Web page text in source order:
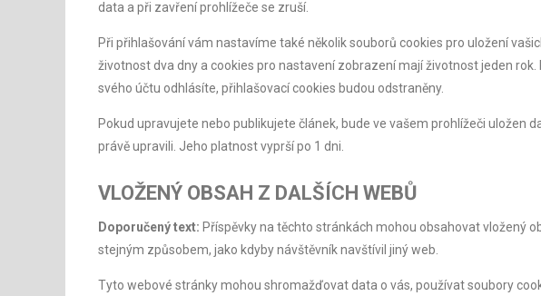
data a při zavření prohlížeče se zruší.
Při přihlašování vám nastavíme také několik souborů cookies pro uložení
životnost dva dny a cookies pro nastavení zobrazení mají životnost jeden
svého účtu odhlásíte, přihlašovací cookies budou odstraněny.
Pokud upravujete nebo publikujete článek, bude ve vašem prohlížeči uložen
právě upravili. Jeho platnost vyprší po 1 dni.
VLOŽENÝ OBSAH Z DALŠÍCH WEBŮ
Doporučený text: Příspěvky na těchto stránkách mohou obsahovat vložený
stejným způsobem, jako kdyby návštěvník navštívil jiný web.
Tyto webové stránky mohou shromažďovat data o vás, používat soubory